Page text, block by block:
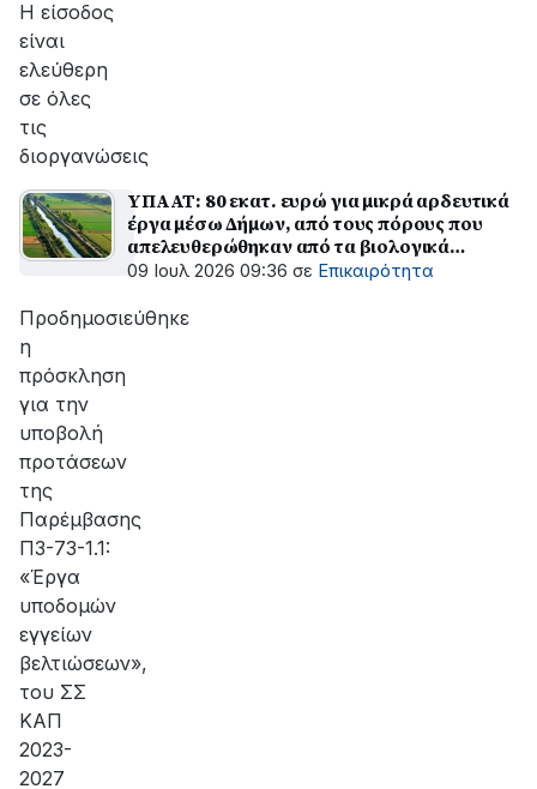
Η είσοδος
είναι
ελεύθερη
σε όλες
τις
διοργανώσεις
ΥΠΑΑΤ: 80 εκατ. ευρώ για μικρά αρδευτικά
έργα μέσω Δήμων, από τους πόρους που
απελευθερώθηκαν από τα βιολογικά
προγράμματα – Υλοποιείταιη δέσμευση του
09 Ιουλ 2026 09:36 σε Επικαιρότητα
Προδημοσιεύθηκε
η
πρόσκληση
για την
υποβολή
προτάσεων
της
Παρέμβασης
Π3-73-1.1:
«Έργα
υποδομών
εγγείων
βελτιώσεων»,
του ΣΣ
ΚΑΠ
2023-
2027